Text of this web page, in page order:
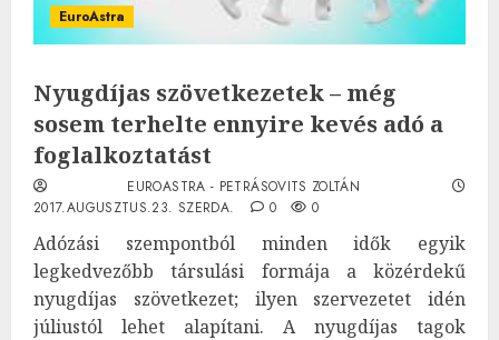
EuroAstra
Nyugdíjas szövetkezetek – még
sosem terhelte ennyire kevés adó a
foglalkoztatást
EUROASTRA - PETRÁSOVITS ZOLTÁN
2017.AUGUSZTUS.23. SZERDA.
0 0
Adózási szempontból minden idők egyik
legkedvezőbb társulási formája a közérdekű
nyugdíjas szövetkezet; ilyen szervezetet idén
júliustól lehet alapítani. A nyugdíjas tagok